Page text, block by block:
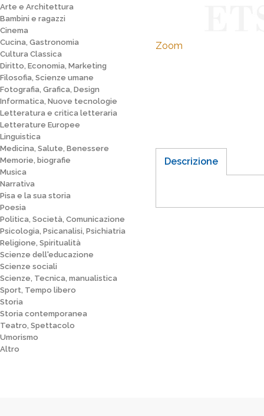
Arte e Architettura
Bambini e ragazzi
Cinema
Cucina, Gastronomia
Cultura Classica
Diritto, Economia, Marketing
Filosofia, Scienze umane
Fotografia, Grafica, Design
Informatica, Nuove tecnologie
Letteratura e critica letteraria
Letterature Europee
Linguistica
Medicina, Salute, Benessere
Memorie, biografie
Musica
Narrativa
Pisa e la sua storia
Poesia
Politica, Società, Comunicazione
Psicologia, Psicanalisi, Psichiatria
Religione, Spiritualità
Scienze dell'educazione
Scienze sociali
Scienze, Tecnica, manualistica
Sport, Tempo libero
Storia
Storia contemporanea
Teatro, Spettacolo
Umorismo
Altro
Zoom
Descrizione